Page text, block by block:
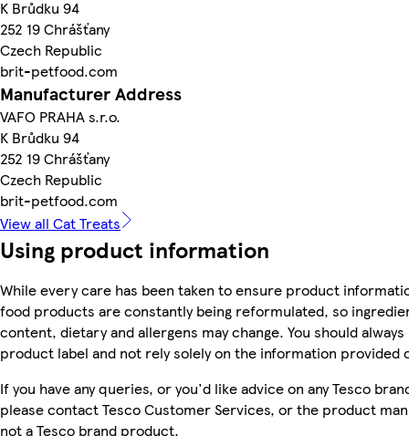
K Brůdku 94
252 19 Chrášťany
Czech Republic
brit-petfood.com
Manufacturer Address
VAFO PRAHA s.r.o.
K Brůdku 94
252 19 Chrášťany
Czech Republic
brit-petfood.com
View all Cat Treats
Using product information
While every care has been taken to ensure product
food products are constantly being reformulated, so
content, dietary and allergens may change. You should
product label and not rely solely on the information provided
If you have any queries, or you'd like advice on any Tesco
please contact Tesco Customer Services, or the product
not a Tesco brand product.